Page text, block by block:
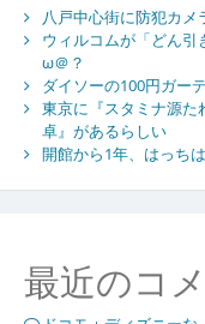
八戸中心街に防犯カメ
ウィルコムが「どん
ω＠？
ダイソーの100円ガー
東京に『スタミナ源た
卓』があるらしい
開館から1年、はっち
最近のコ